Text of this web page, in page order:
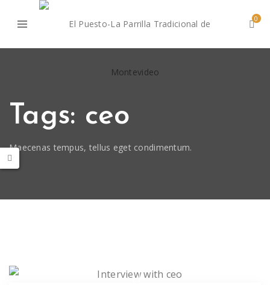
0
Tags: ceo
Maecenas tempus, tellus eget condimentum.